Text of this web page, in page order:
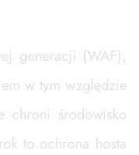
generacji (WAF),
w tym względzie
chroni środowisko
to ochrona hosta